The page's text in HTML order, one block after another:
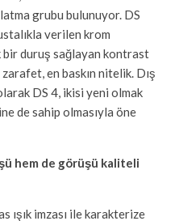
grubu bulunuyor. DS
verilen krom
duruş sağlayan kontrast
en baskın nitelik. Dış
DS 4, ikisi yeni olmak
de sahip olmasıyla öne
hem de görüşü kaliteli
ışık imzası ile karakterize